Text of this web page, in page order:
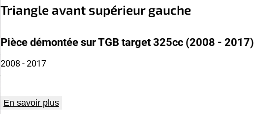
Triangle avant supérieur gauche
Pièce démontée sur TGB target 325cc (2008 - 2017)
2008 - 2017
En savoir plus